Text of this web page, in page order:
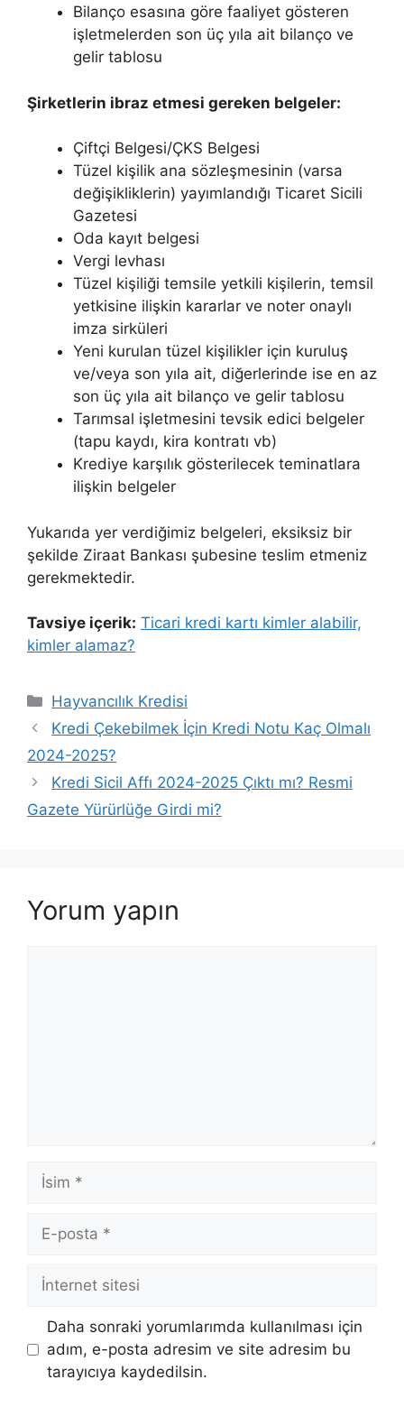
Bilanço esasına göre faaliyet gösteren
işletmelerden son üç yıla ait bilanço ve
gelir tablosu
Şirketlerin ibraz etmesi gereken belgeler:
Çiftçi Belgesi/ÇKS Belgesi
Tüzel kişilik ana sözleşmesinin (varsa
değişikliklerin) yayımlandığı Ticaret Sicili
Gazetesi
Oda kayıt belgesi
Vergi levhası
Tüzel kişiliği temsile yetkili kişilerin, temsil
yetkisine ilişkin kararlar ve noter onaylı
imza sirküleri
Yeni kurulan tüzel kişilikler için kuruluş
ve/veya son yıla ait, diğerlerinde ise en az
son üç yıla ait bilanço ve gelir tablosu
Tarımsal işletmesini tevsik edici belgeler
(tapu kaydı, kira kontratı vb)
Krediye karşılık gösterilecek teminatlara
ilişkin belgeler
Yukarıda yer verdiğimiz belgeleri, eksiksiz bir
şekilde Ziraat Bankası şubesine teslim etmeniz
gerekmektedir.
Tavsiye içerik: Ticari kredi kartı kimler alabilir,
kimler alamaz?
Kategoriler
Hayvancılık Kredisi
Kredi Çekebilmek İçin Kredi Notu Kaç Olmalı
2024-2025?
Kredi Sicil Affı 2024-2025 Çıktı mı? Resmi
Gazete Yürürlüğe Girdi mi?
Yorum yapın
İsim
posta
İnternet
Daha sonraki yorumlarımda kullanılması için
adım, e-posta adresim ve site adresim bu
tarayıcıya kaydedilsin.